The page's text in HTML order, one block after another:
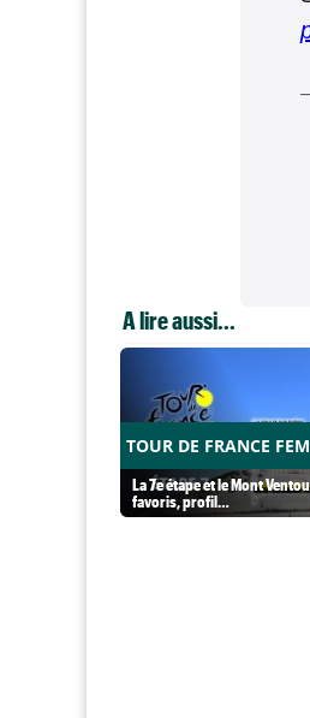
A lire aussi...
TOUR DE FRANCE
La 7e étape et le Mont
favoris, profil…